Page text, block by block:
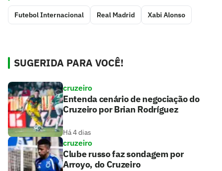
Futebol Internacional Real Madrid Xabi Alonso
SUGERIDA PARA VOCÊ!
cruzeiro
Entenda cenário de negociação do
Cruzeiro por Brian Rodríguez
Há 4 dias
cruzeiro
Clube russo faz sondagem por
Arroyo, do Cruzeiro